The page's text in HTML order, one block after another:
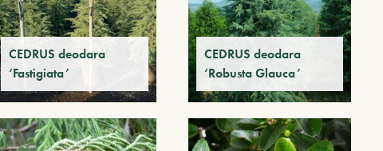
CEDRUS deodara
‘Fastigiata’
CEDRUS deodara
‘Robusta Glauca’